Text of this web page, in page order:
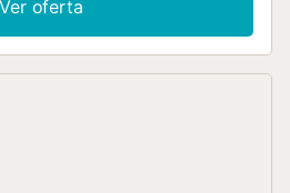
horno, fogones, microondas,
que el apartamento incluye
Ver oferta